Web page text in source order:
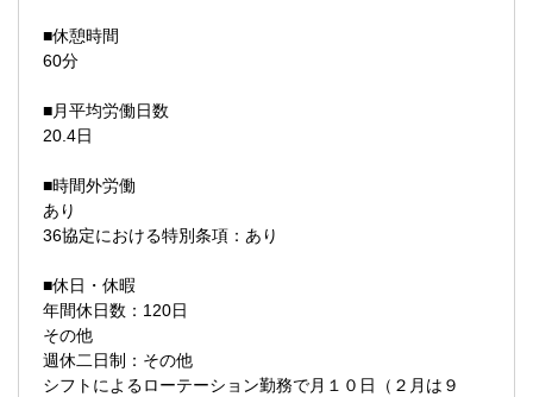
■休憩時間
60分
■月平均労働日数
20.4日
■時間外労働
あり
36協定における特別条項：あり
■休日・休暇
年間休日数：120日
その他
週休二日制：その他
シフトによるローテーション勤務で月１０日（２月は９